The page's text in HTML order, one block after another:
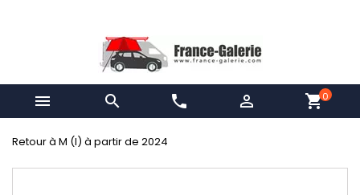
  phone  shopping_cart0
Retour à M (I) à partir de 2024